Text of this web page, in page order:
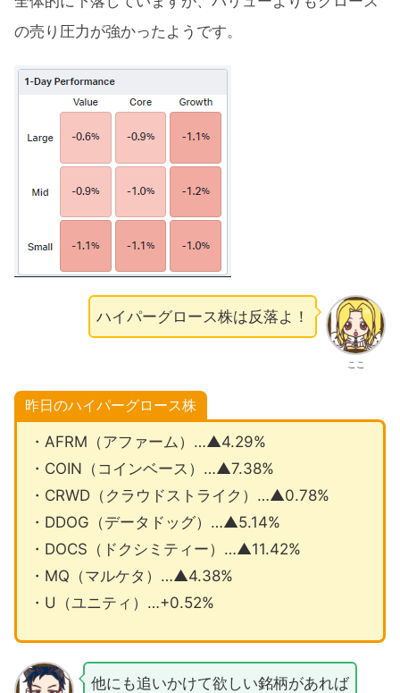
の売り圧力が強かったようです。
ここ
ハイパーグロース株は反落よ！
昨日のハイパーグロース株
・AFRM（アファーム）…▲4.29%
・COIN（コインベース）…▲7.38%
・CRWD（クラウドストライク）…▲0.78%
・DDOG（データドッグ）…▲5.14%
・DOCS（ドクシミティー）…▲11.42%
・MQ（マルケタ）…▲4.38%
・U（ユニティ）…+0.52%
他にも追いかけて欲しい銘柄があれば